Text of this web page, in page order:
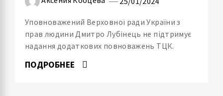
Уповноважений Верховної ради України з
прав людини Дмитро Лубінець не підтримує
надання додаткових повноважень ТЦК.
ПОДРОБНЕЕ